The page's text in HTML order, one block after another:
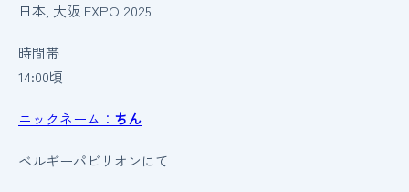
日本, 大阪 EXPO 2025
時間帯
14:00頃
ニックネーム： ちん
ベルギーパビリオンにて